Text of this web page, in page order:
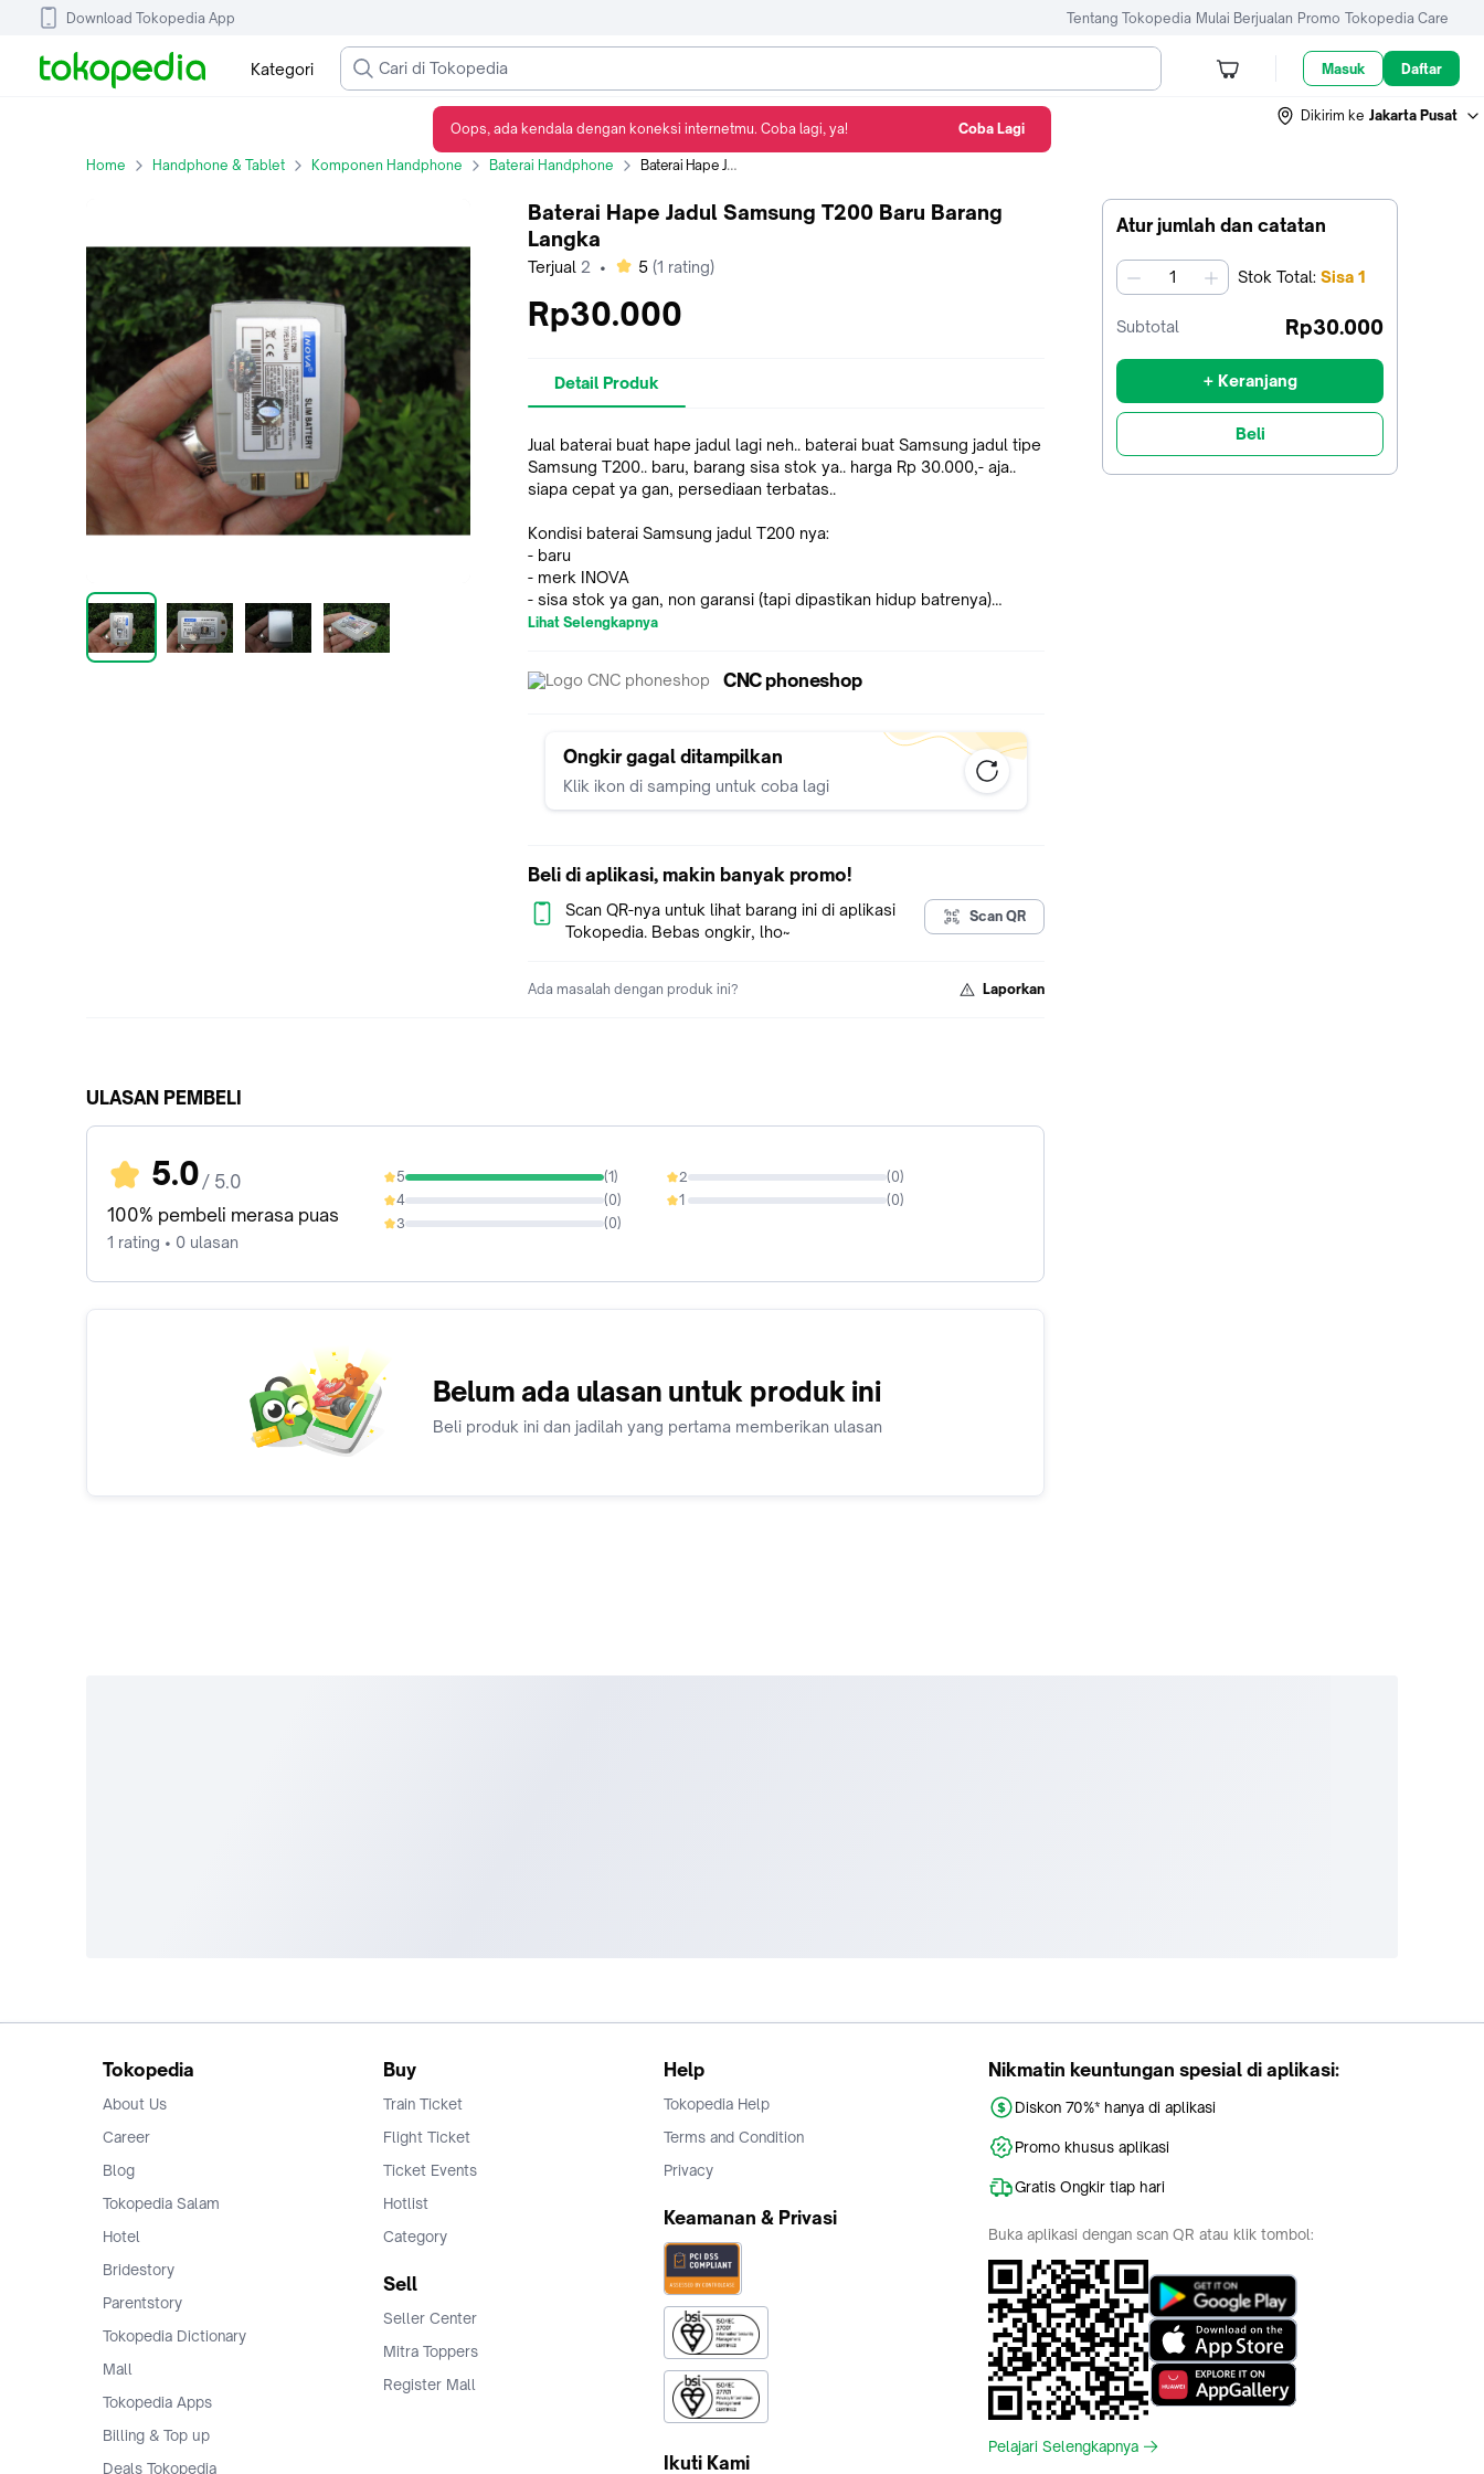
Download Tokopedia App Tentang Tokopedia Mulai Berjualan Promo Tokopedia Care
Kategori Masuk Daftar
Dikirim ke Jakarta Pusat
Home Handphone & Tablet Komponen Handphone Baterai Handphone Baterai Hape Jadul Samsung T200 Baru Barang Langka
Atur jumlah dan catatan
jumlah Stok Total: Sisa 1
Subtotal Rp30.000
+ Keranjang
Beli
Baterai Hape Jadul Samsung T200 Baru Barang
Langka
Terjual 2 • bintang
5 (1 rating)
Rp30.000
Detail Produk
Jual baterai buat hape jadul lagi neh.. baterai buat Samsung jadul tipe
Samsung T200.. baru, barang sisa stok ya.. harga Rp 30.000,- aja..
siapa cepat ya gan, persediaan terbatas..
Kondisi baterai Samsung jadul T200 nya:
- baru
- merk INOVA
- sisa stok ya gan, non garansi (tapi dipastikan hidup batrenya)
- barang ready stok ya gan, bukan PO
- khusus dipake buat hape jadul Samsung tipe Samsung T200 (liat
- mungkin bisa buat Samsung lainnya, coba cek gambar ya gan
Lihat Selengkapnya
CNC phoneshop
Ongkir gagal ditampilkan
Klik ikon di samping untuk coba lagi
Beli di aplikasi, makin banyak promo!
Scan QR-nya untuk lihat barang ini di aplikasi
Tokopedia. Bebas ongkir, lho~
Scan QR
Ada masalah dengan produk ini? Laporkan
ULASAN PEMBELI
5.0 / 5.0
100% pembeli merasa puas
1 rating • 0 ulasan
5 (1)
100%
4 (0)
0%
3 (0)
0%
2 (0)
0%
1 (0)
0%
Belum ada ulasan untuk produk ini
Beli produk ini dan jadilah yang pertama memberikan ulasan
Tokopedia
About Us
Career
Blog
Tokopedia Salam
Hotel
Bridestory
Parentstory
Tokopedia Dictionary
Mall
Tokopedia Apps
Billing & Top up
Deals Tokopedia
Buy
Train Ticket
Flight Ticket
Ticket Events
Hotlist
Category
Sell
Seller Center
Mitra Toppers
Register Mall
Help
Tokopedia Help
Terms and Condition
Privacy
Keamanan & Privasi
Ikuti Kami
Nikmatin keuntungan spesial di aplikasi:
Diskon 70%* hanya di aplikasi
Promo khusus aplikasi
Gratis Ongkir tiap hari
Buka aplikasi dengan scan QR atau klik tombol:
Pelajari Selengkapnya
Oops, ada kendala dengan koneksi internetmu. Coba lagi, ya! Coba Lagi